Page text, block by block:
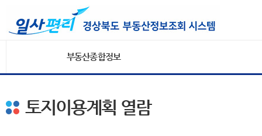
부동산종합정보
토지이용계획 열람